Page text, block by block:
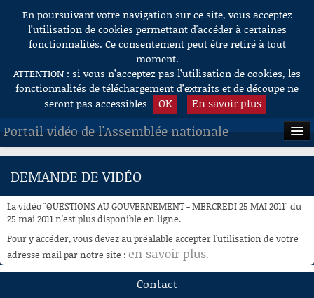
Aller au contenu
En poursuivant votre navigation sur ce site, vous acceptez
l’utilisation de cookies permettant d'accéder à certaines
fonctionnalités. Ce consentement peut être retiré à tout
moment.
ATTENTION : si vous n’acceptez pas l’utilisation de cookies, les
fonctionnalités de téléchargement d’extraits et de découpe ne
seront pas accessibles
OK En savoir plus
Portail vidéo de l'Assemblée nationale
ACCUEIL
À LA DEMANDE
RECHERCHE
AIDE À LA DÉCOUPE
DEMANDE DE VIDÉO
La vidéo "QUESTIONS AU GOUVERNEMENT - MERCREDI 25 MAI 2011" du
25 mai 2011 n'est plus disponible en ligne.
Pour y accéder, vous devez au préalable accepter l'utilisation de votre
adresse mail par notre site : en savoir plus.
Contact